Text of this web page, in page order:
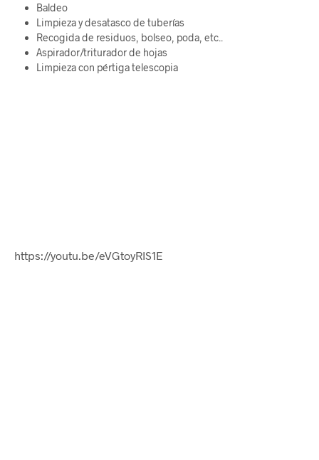
Baldeo
Limpieza y desatasco de tuberías
Recogida de residuos, bolseo, poda, etc..
Aspirador/triturador de hojas
Limpieza con pértiga telescopia
https://youtu.be/eVGtoyRIS1E